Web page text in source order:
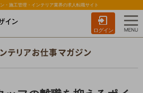
・施工管理・インテリア業界の求人転職サイト
ログイン